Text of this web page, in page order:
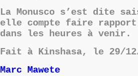
La Monusco s’est dite
elle compte faire
dans les heures à venir.
Fait à Kinshasa, le 29/
Marc Mawete